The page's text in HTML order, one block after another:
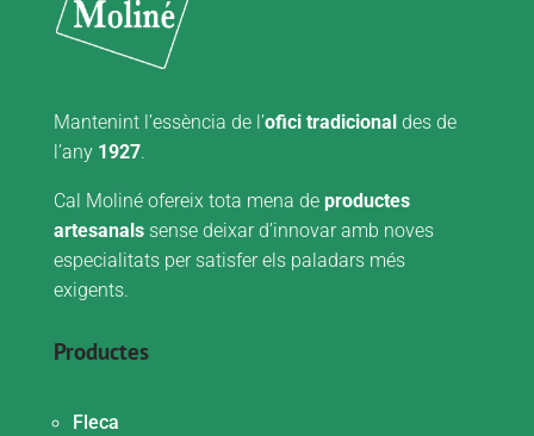
Mantenint l’essència de l’ofici tradicionaldes de
l’any 1927.
Cal Moliné ofereix tota mena de productes
artesanalssense deixar d’innovar amb noves
especialitats per satisfer els paladars més
exigents.
Productes
Fleca